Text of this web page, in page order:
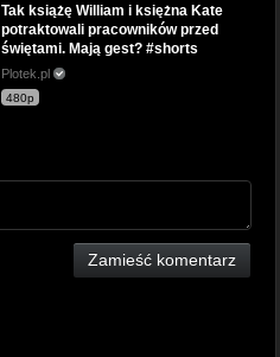
Tak książę William i księżna Kate
potraktowali pracowników przed
świętami. Mają gest? #shorts
Plotek.pl
480p
Zamieść komentarz